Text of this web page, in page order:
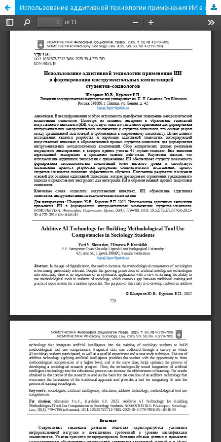
Использование аддитивной технологии применения ИИ в формировании инструментальных компетенций студентов-социологов